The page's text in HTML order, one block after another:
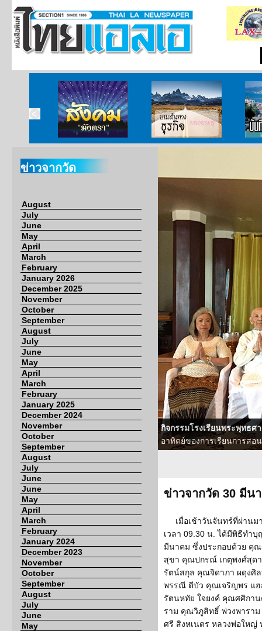
สังคมมังตรา บนเส้นทางธุรกิจ บั
ข่าวจากวัด
August
July
June
May
April
March
February
January 2026
December 2025
November
October
September
August
July
June
May
April
March
February
January 2025
December 2024
November
October
September
August
July
June
June
May
April
March
February
January 2024
December 2023
November
October
September
August
July
June
May
กิจกรรมโรงเรียนพระพุทธ
อาทิตย์ของการเรียนการสอ
ข่าวจากวัด 30 มีน
เมื่อเช้าวันจันทร์ที่ผ่าน
เวลา 09.30 น. ได้มีพิธีทำ
มีนาคม ซึ่งประกอบด้วย คุ
สุขา คุณปกรณ์ เกตุพงศ์สุด
รัตน์สกุล คุณจิดาภา ผดุงศิ
พรรณี ดีบัว คุณเจริญพร แ
รัตนหทัย ใจยงค์ คุณศศิกา
ราม คุณวิภูสิทธิ์ พ่วงพารา
ศรี สิงหเนตร หลวงพ่อใหญ่